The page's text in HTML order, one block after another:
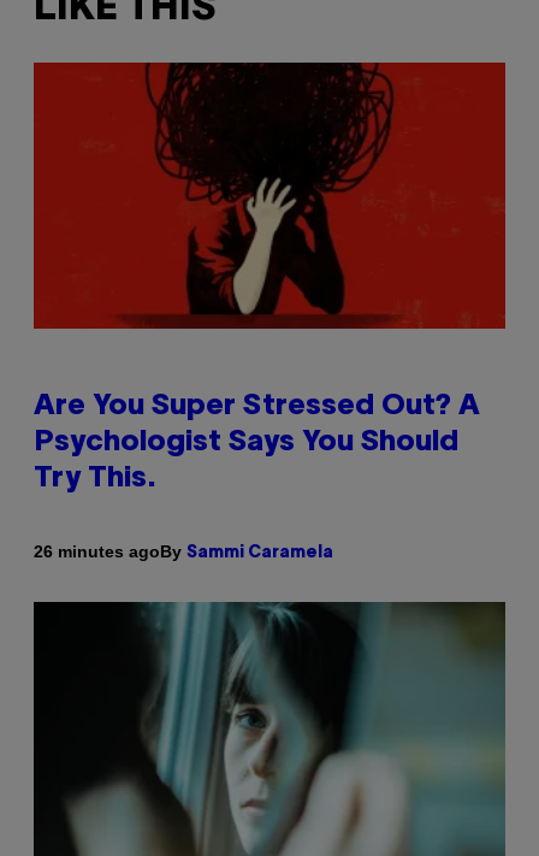
LIKE THIS
Are You Super Stressed Out? A
Psychologist Says You Should
Try This.
26 minutes agoBy Sammi Caramela